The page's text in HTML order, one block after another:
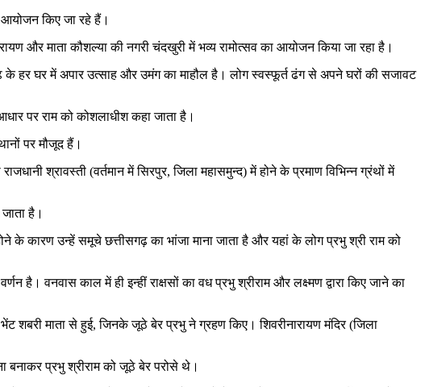
आयोजन किए जा रहे हैं।
और माता कौशल्या की नगरी चंदखुरी में भव्य रामोत्सव का आयोजन किया जा रहा है।
के हर घर में अपार उत्साह और उमंग का माहौल है। लोग स्वस्फूर्त ढंग से अपने घरों की सजावट
पर राम को कोशलाधीश कहा जाता है।
पर मौजूद हैं।
श्रावस्ती (वर्तमान में सिरपुर, जिला महासमुन्द) में होने के प्रमाण विभिन्न ग्रंथों में
है।
के कारण उन्हें समूचे छत्तीसगढ़ का भांजा माना जाता है और यहां के लोग प्रभु श्री राम को
वनवास काल में ही इन्हीं राक्षसों का वध प्रभु श्रीराम और लक्ष्मण द्वारा किए जाने का
माता से हुई, जिनके जूठे बेर प्रभु ने ग्रहण किए। शिवरीनारायण मंदिर (जिला
बनाकर प्रभु श्रीराम को जूठे बेर परोसे थे।